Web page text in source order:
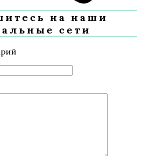
на наши
сети